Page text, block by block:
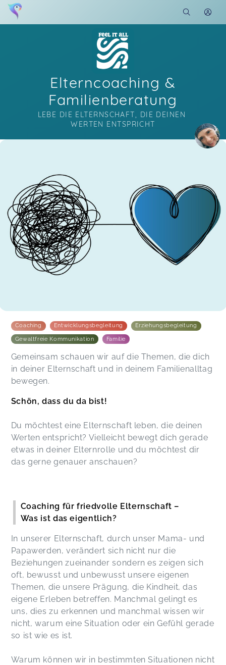
Elterncoaching &
Familienberatung
LEBE DIE ELTERNSCHAFT, DIE DEINEN
WERTEN ENTSPRICHT
Coaching Entwicklungsbegleitung Erziehungsbegleitung
Gewaltfreie Kommunikation Familie
Gemeinsam schauen wir auf die Themen, die dich
in deiner Elternschaft und in deinem Familienalltag
bewegen.
Schön, dass du da bist!
Du möchtest eine Elternschaft leben, die deinen
Werten entspricht? Vielleicht bewegt dich gerade
etwas in deiner Elternrolle und du möchtest dir
das gerne genauer anschauen?
Coaching für friedvolle Elternschaft –
Was ist das eigentlich?
In unserer Elternschaft, durch unser Mama- und
Papawerden, verändert sich nicht nur die
Beziehungen zueinander sondern es zeigen sich
oft, bewusst und unbewusst unsere eigenen
Themen, die unsere Prägung, die Kindheit, das
eigene Erleben betreffen. Manchmal gelingt es
uns, dies zu erkennen und manchmal wissen wir
nicht, warum eine Situation oder ein Gefühl gerade
so ist wie es ist.
Warum können wir in bestimmten Situationen nicht